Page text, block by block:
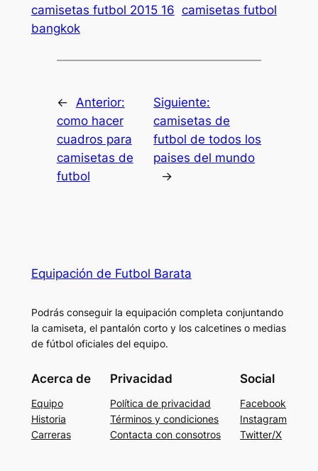
camisetas futbol 2015 16 camisetas futbol
bangkok
←
Anterior:
como hacer
cuadros para
camisetas de
futbol
Siguiente:
camisetas de
futbol de todos los
paises del mundo
→
Equipación de Futbol Barata
Podrás conseguir la equipación completa conjuntando
la camiseta, el pantalón corto y los calcetines o medias
de fútbol oficiales del equipo.
Acerca de
Equipo
Historia
Carreras
Privacidad
Política de privacidad
Términos y condiciones
Contacta con consotros
Social
Facebook
Instagram
Twitter/X